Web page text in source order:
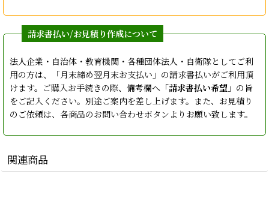
法人企業・自治体・教育機関・各種団体法人・自衛隊としてご利
用の方は、「月末締め翌月末お支払い」の請求書払いがご利用頂
けます。ご購入お手続きの際、備考欄へ「請求書払い希望 」の旨
をご記入ください。別途ご案内を差し上げます。また、お見積り
のご依頼は、各商品のお問い合わせボタンよりお願い致します。
関連商品